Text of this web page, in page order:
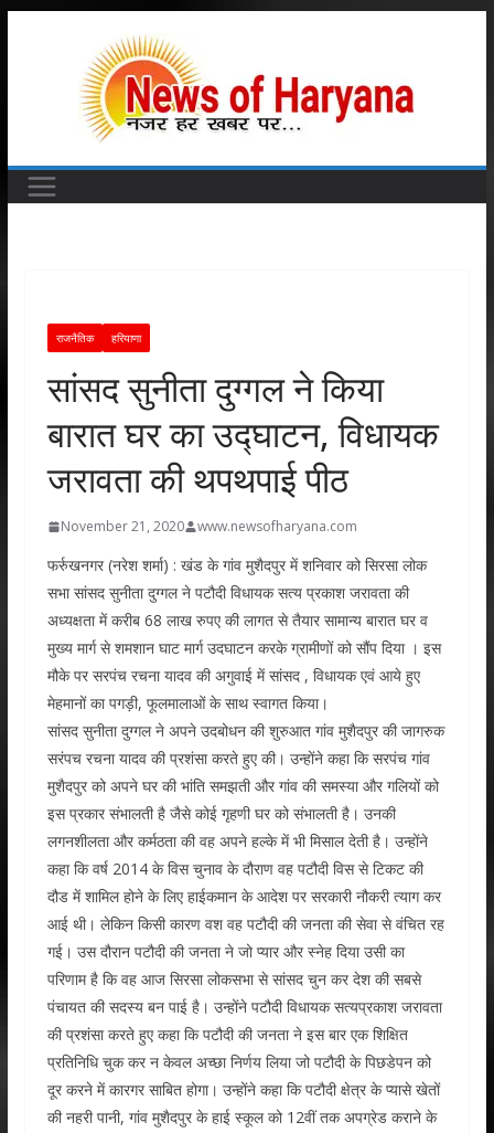
राजनैतिक हरियाणा
सांसद सुनीता दुग्गल ने किया
बारात घर का उद्घाटन, विधायक
जरावता की थपथपाई पीठ
November 21, 2020 www.newsofharyana.com
फर्रुखनगर (नरेश शर्मा) : खंड के गांव मुशैदपुर में शनिवार को सिरसा लोक
सभा सांसद सुनीता दुग्गल ने पटौदी विधायक सत्य प्रकाश जरावता की
अध्यक्षता में करीब 68 लाख रुपए की लागत से तैयार सामान्य बारात घर व
मुख्य मार्ग से शमशान घाट मार्ग उदघाटन करके ग्रामीणों को सौंप दिया । इस
मौके पर सरपंच रचना यादव की अगुवाई में सांसद , विधायक एवं आये हुए
मेहमानों का पगड़ी, फूलमालाओं के साथ स्वागत किया।
सांसद सुनीता दुग्गल ने अपने उदबोधन की शुरुआत गांव मुशैदपुर की जागरुक
सरंपच रचना यादव की प्रशंसा करते हुए की। उन्होंने कहा कि सरपंच गांव
मुशैदपुर को अपने घर की भांति समझती और गांव की समस्या और गलियों को
इस प्रकार संभालती है जैसे कोई गृहणी घर को संभालती है। उनकी
लगनशीलता और कर्मठता की वह अपने हल्के में भी मिसाल देती है। उन्होंने
कहा कि वर्ष 2014 के विस चुनाव के दौराण वह पटौदी विस से टिकट की
दौड में शामिल होने के लिए हाईकमान के आदेश पर सरकारी नौकरी त्याग कर
आई थी। लेकिन किसी कारण वश वह पटौदी की जनता की सेवा से वंचित रह
गई। उस दौरान पटौदी की जनता ने जो प्यार और स्नेह दिया उसी का
परिणाम है कि वह आज सिरसा लोकसभा से सांसद चुन कर देश की सबसे
पंचायत की सदस्य बन पाई है। उन्होंने पटौदी विधायक सत्यप्रकाश जरावता
की प्रशंसा करते हुए कहा कि पटौदी की जनता ने इस बार एक शिक्षित
प्रतिनिधि चुक कर न केवल अच्छा निर्णय लिया जो पटौदी के पिछडेपन को
दूर करने में कारगर साबित होगा। उन्होंने कहा कि पटौदी क्षेत्र के प्यासे खेतों
की नहरी पानी, गांव मुशैदपुर के हाई स्कूल को 12वीं तक अपग्रेड कराने के